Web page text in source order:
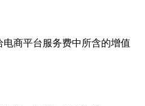
商平台服务费中所含的增值